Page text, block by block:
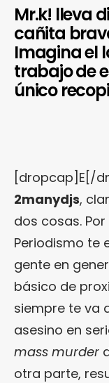
Mr.k! lleva
cañita
Imagina el
trabajo de
único
[dropcap]E[/
2manydjs,
dos cosas.
Periodismo te
gente en
básico de
siempre te va
asesino en
mass murder
otra parte,